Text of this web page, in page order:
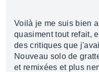
Voilà je me suis bien
quasiment tout refait,
des critiques que
Nouveau solo de
et remixées et plus